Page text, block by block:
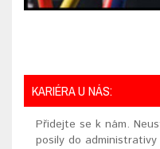
KARIÉRA U NÁS:
Přidejte se k nám.
posily do administrativy